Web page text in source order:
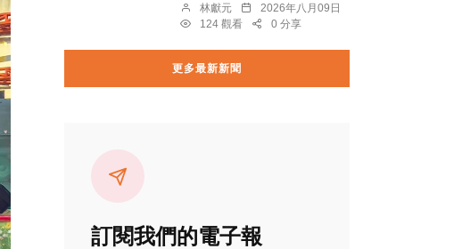
林獻元
2026年八月09日
124 觀看
0 分享
更多最新新聞
訂閱我們的電子報